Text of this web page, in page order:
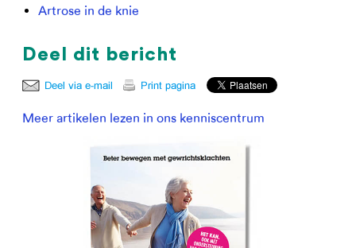
Artrose in de knie
Deel dit bericht
Meer artikelen lezen in ons kenniscentrum